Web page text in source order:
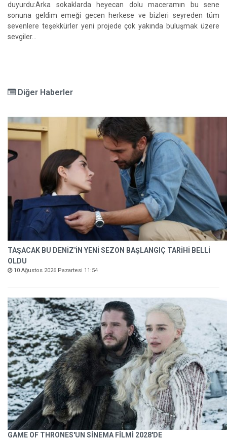
duyurdu:Arka sokaklarda heyecan dolu maceramın bu sene
sonuna geldim emeği gecen herkese ve bizleri seyreden tüm
sevenlere teşekkürler yeni projede çok yakında buluşmak üzere
sevgiler...
Diğer Haberler
TAŞACAK BU DENİZ'İN YENİ SEZON BAŞLANGIÇ TARİHİ BELLİ
OLDU
10 Ağustos 2026 Pazartesi 11:54
GAME OF THRONES'UN SİNEMA FİLMİ 2028'DE